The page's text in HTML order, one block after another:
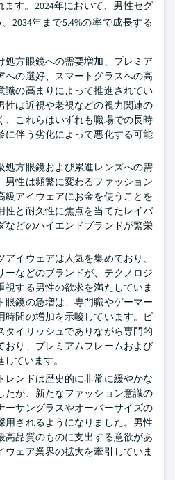
す。2024年において、男性セグ
2034年まで5.4%の率で成長する
処方眼鏡への需要増加、プレミア
への選好、スマートグラスへの高
識の高まりによって推進されてい
性は近視や老視などの視力関連の
、これらはいずれも職場での長時
に伴う劣化によって悪化する可能
処方眼鏡および累進レンズへの需
男性は頻繁に変わるファッション
級アイウェアにお金を使うことを
性と耐久性に焦点を当てたレイバ
などのハイエンドブランドが繁栄
イウェアは人気を集めており、
ーなどのブランドが、テクノロジ
視する男性の欲求を満たしていま
眼鏡の急増は、専門職やゲーマー
時間の増加を示唆しています。ビ
タイリッシュでありながら専門的
おり、プレミアムフレームおよび
ています。
レンドは歴史的に非常に緩やかな
たが、新たなファッション意識の
ーサングラスやオーバーサイズの
用されるようになりました。男性
高品質のものに支出する意欲があ
ウェア業界の拡大を牽引していま